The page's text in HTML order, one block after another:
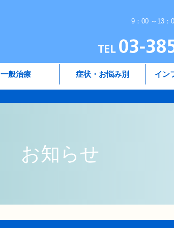
9：00 ～13：
一般治療 症状・お悩み別 イン
お知らせ